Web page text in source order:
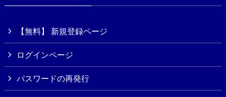
【無料】 新規登録ページ
ログインページ
パスワードの再発行